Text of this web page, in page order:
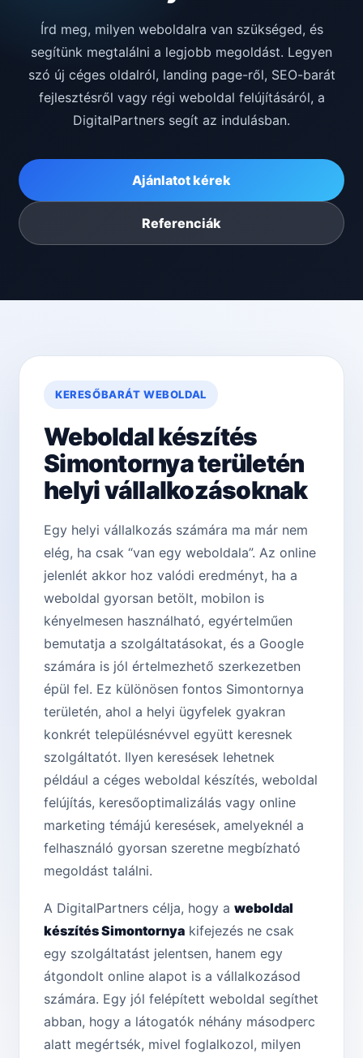
Írd meg, milyen weboldalra van szükséged, és
segítünk megtalálni a legjobb megoldást. Legyen
szó új céges oldalról, landing page-ről, SEO-barát
fejlesztésről vagy régi weboldal felújításáról, a
DigitalPartners segít az indulásban.
Ajánlatot kérek
Referenciák
KERESŐBARÁT WEBOLDAL
Weboldal készítés
Simontornya területén
helyi vállalkozásoknak
Egy helyi vállalkozás számára ma már nem
elég, ha csak “van egy weboldala”. Az online
jelenlét akkor hoz valódi eredményt, ha a
weboldal gyorsan betölt, mobilon is
kényelmesen használható, egyértelműen
bemutatja a szolgáltatásokat, és a Google
számára is jól értelmezhető szerkezetben
épül fel. Ez különösen fontos Simontornya
területén, ahol a helyi ügyfelek gyakran
konkrét településnévvel együtt keresnek
szolgáltatót. Ilyen keresések lehetnek
például a céges weboldal készítés, weboldal
felújítás, keresőoptimalizálás vagy online
marketing témájú keresések, amelyeknél a
felhasználó gyorsan szeretne megbízható
megoldást találni.
A DigitalPartners célja, hogy a weboldal
készítés Simontornya kifejezés ne csak
egy szolgáltatást jelentsen, hanem egy
átgondolt online alapot is a vállalkozásod
számára. Egy jól felépített weboldal segíthet
abban, hogy a látogatók néhány másodperc
alatt megértsék, mivel foglalkozol, milyen